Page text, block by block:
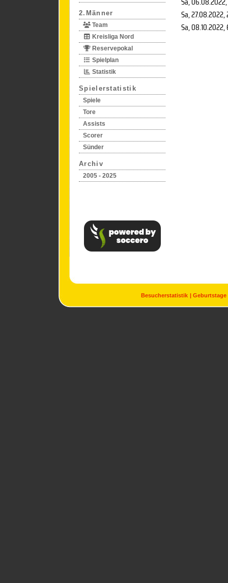
2.Männer
Team
Kreisliga Nord
Reservepokal
Spielplan
Statistik
Spielerstatistik
Spiele
Tore
Assists
Scorer
Sünder
Archiv
2005 - 2025
Sa, 27.08.2022,
Sa, 08.10.2022,
Besucherstatistik Geburtstage